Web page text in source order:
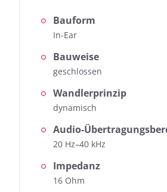
Bauform
In-Ear
Bauweise
geschlossen
Wandlerprinzip
dynamisch
Audio-
20 Hz–40 kHz
Impedanz
16 Ohm